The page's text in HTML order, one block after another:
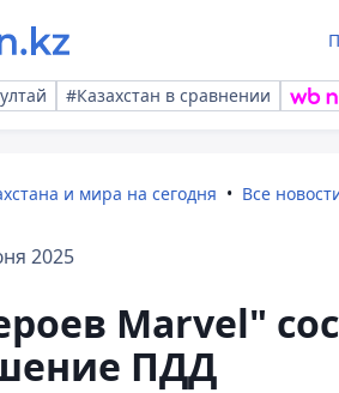
#Казахстан в сравнении
и мира на сегодня Все
2025
Marvel"
ПДД